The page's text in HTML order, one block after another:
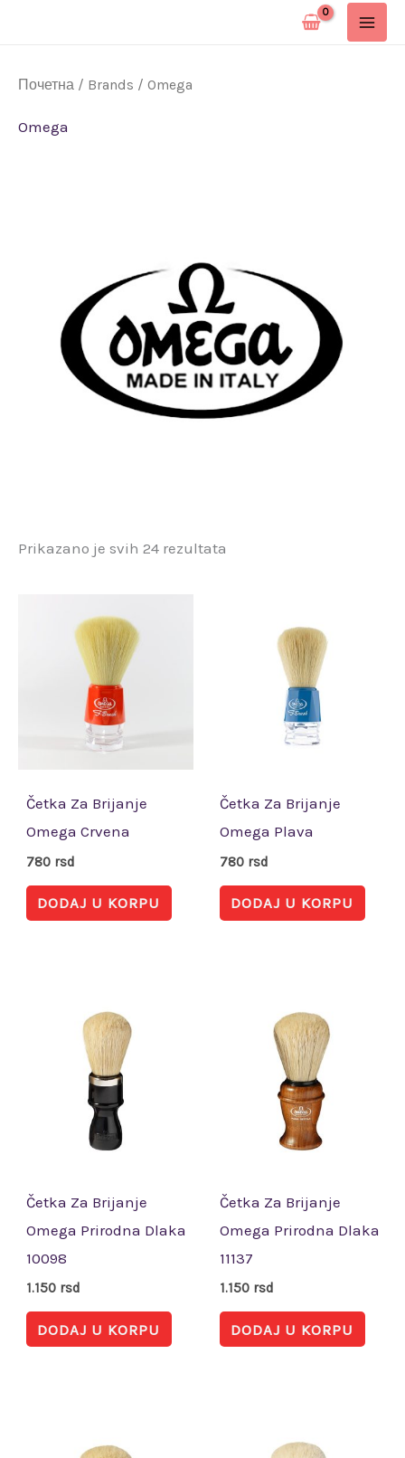
Почетна / Brands / Omega
Omega
Prikazano je svih 24 rezultata
Četka Za Brijanje
Omega Crvena
780 rsd
DODAJ U KORPU
Četka Za Brijanje
Omega Plava
780 rsd
DODAJ U KORPU
Četka Za Brijanje
Omega Prirodna Dlaka
10098
1.150 rsd
DODAJ U KORPU
Četka Za Brijanje
Omega Prirodna Dlaka
11137
1.150 rsd
DODAJ U KORPU